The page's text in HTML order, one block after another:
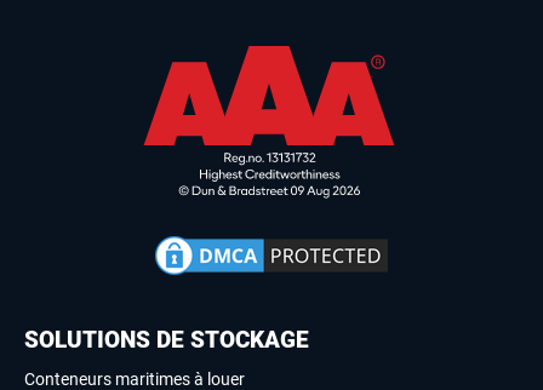
SOLUTIONS DE STOCKAGE
Conteneurs maritimes à louer